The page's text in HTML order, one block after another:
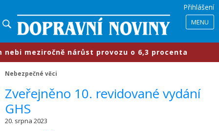
Přihlášení
MENU
meziročně nárůst provozu o 6,3 procenta
Nebezpečné věci
​Zveřejněno 10. revidované vydání
GHS
20. srpna 2023